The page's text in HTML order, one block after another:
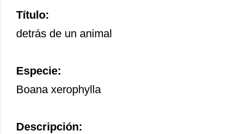
Título:
detrás de un animal
Especie:
Boana xerophylla
Descripción: